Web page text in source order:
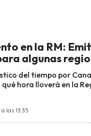
en la RM:
algunas
del tiempo por
qué hora lloverá en la
las 13:35